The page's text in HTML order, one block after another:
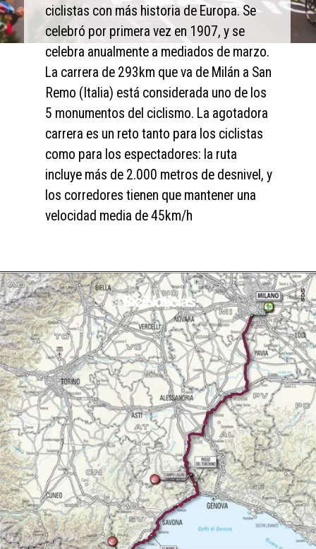
ciclistas con más historia de Europa. Se
celebró por primera vez en 1907, y se
celebra anualmente a mediados de marzo.
La carrera de 293km que va de Milán a San
Remo (Italia) está considerada uno de los
5 monumentos del ciclismo. La agotadora
carrera es un reto tanto para los ciclistas
como para los espectadores: la ruta
incluye más de 2.000 metros de desnivel, y
los corredores tienen que mantener una
velocidad media de 45km/h